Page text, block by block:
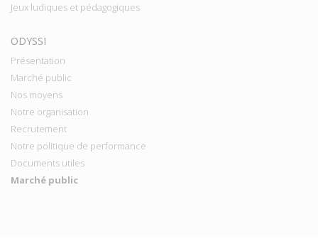
Jeux ludiques et pédagogiques
ODYSSI
Présentation
Marché public
Nos moyens
Notre organisation
Recrutement
Notre politique de performance
Documents utiles
Marché public